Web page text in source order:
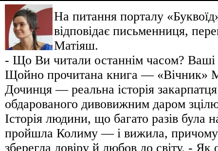
На питання порталу
відповідає письменниця,
Матіяш.
- Що Ви читали останнім часом?
Щойно прочитана книга — «Вічник»
Дочинця — реальна історія
обдарованого дивовижним даром
Історія людини, що багато разів була
пройшла Колиму — і вижила, причому
зберегла довіру й любов до світу. -